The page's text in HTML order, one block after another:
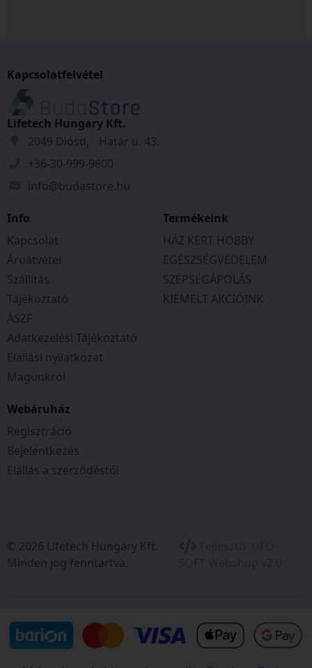
Kapcsolatfelvétel
Lifetech Hungary Kft.
2049 Diósd, Határ u. 43.
+36-30-999-9800
info@budastore.hu
Info
Kapcsolat
Áruátvétel
Szállítás
Tájékoztató
ÁSZF
Adatkezelési Tájékoztató
Elállási nyilatkozat
Magunkról
Termékeink
HÁZ KERT HOBBY
EGÉSZSÉGVÉDELEM
SZÉPSÉGÁPOLÁS
KIEMELT AKCIÓINK
Webáruház
Regisztráció
Bejelentkezés
Elállás a szerződéstől
© 2026 Lifetech Hungary Kft.
Minden jog fenntartva.